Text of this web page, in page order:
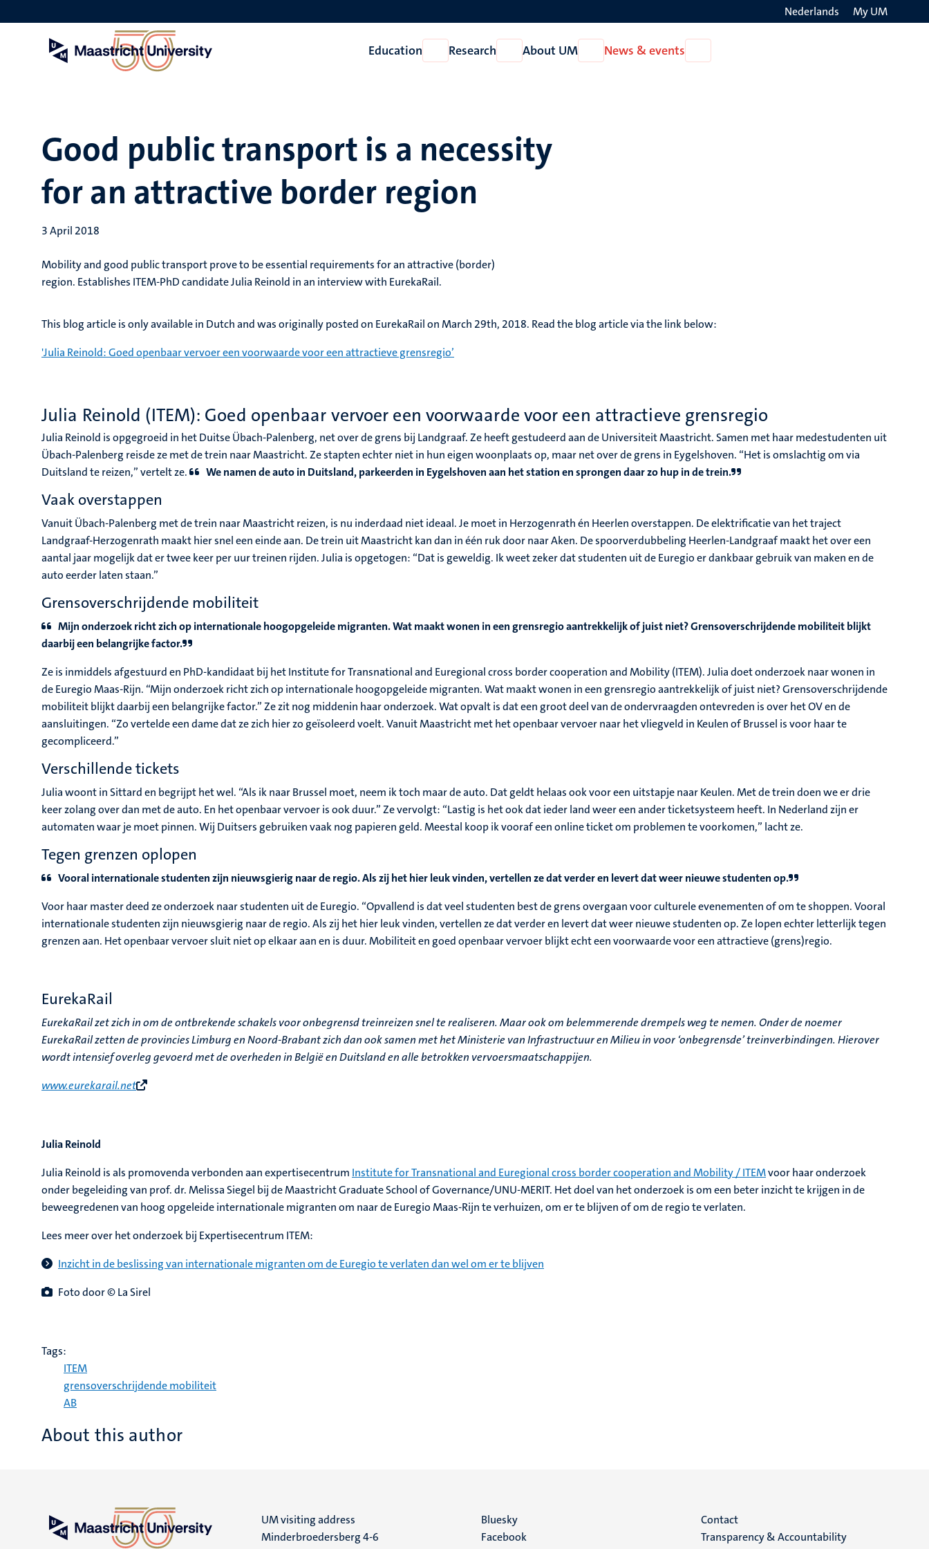
to
Nederlands My UM
Education
Open
Education
Research
Open
Research
About UM
Open
About
News & events
News
Good public transport is a necessity
for an attractive border region
3 April 2018
Mobility and good public transport prove to be essential requirements for an attractive (border)
region. Establishes ITEM-PhD candidate Julia Reinold in an interview with EurekaRail.
This blog article is only available in Dutch and was originally posted on EurekaRail on March 29th, 2018. Read the blog article via the link below:
'Julia Reinold: Goed openbaar vervoer een voorwaarde voor een attractieve grensregio’
Julia Reinold (ITEM): Goed openbaar vervoer een voorwaarde voor een attractieve grensregio
Julia Reinold is opgegroeid in het Duitse Übach-Palenberg, net over de grens bij Landgraaf. Ze heeft gestudeerd aan de Universiteit Maastricht. Samen met haar medestudenten uit
Übach-Palenberg reisde ze met de trein naar Maastricht. Ze stapten echter niet in hun eigen woonplaats op, maar net over de grens in Eygelshoven. “Het is omslachtig om via
Duitsland te reizen,” vertelt ze.
We namen de auto in Duitsland, parkeerden in Eygelshoven aan het station en sprongen daar zo hup in de trein.
Vaak overstappen
Vanuit Übach-Palenberg met de trein naar Maastricht reizen, is nu inderdaad niet ideaal. Je moet in Herzogenrath én Heerlen overstappen. De elektrificatie van het traject
Landgraaf-Herzogenrath maakt hier snel een einde aan. De trein uit Maastricht kan dan in één ruk door naar Aken. De spoorverdubbeling Heerlen-Landgraaf maakt het over een
aantal jaar mogelijk dat er twee keer per uur treinen rijden. Julia is opgetogen: “Dat is geweldig. Ik weet zeker dat studenten uit de Euregio er dankbaar gebruik van maken en de
auto eerder laten staan.”
Grensoverschrijdende mobiliteit
Mijn onderzoek richt zich op internationale hoogopgeleide migranten. Wat maakt wonen in een grensregio aantrekkelijk of juist niet? Grensoverschrijdende mobiliteit blijkt
daarbij een belangrijke factor.
Ze is inmiddels afgestuurd en PhD-kandidaat bij het Institute for Transnational and Euregional cross border cooperation and Mobility (ITEM). Julia doet onderzoek naar wonen in
de Euregio Maas-Rijn. “Mijn onderzoek richt zich op internationale hoogopgeleide migranten. Wat maakt wonen in een grensregio aantrekkelijk of juist niet? Grensoverschrijdende
mobiliteit blijkt daarbij een belangrijke factor.” Ze zit nog middenin haar onderzoek. Wat opvalt is dat een groot deel van de ondervraagden ontevreden is over het OV en de
aansluitingen. “Zo vertelde een dame dat ze zich hier zo geïsoleerd voelt. Vanuit Maastricht met het openbaar vervoer naar het vliegveld in Keulen of Brussel is voor haar te
gecompliceerd.”
Verschillende tickets
Julia woont in Sittard en begrijpt het wel. “Als ik naar Brussel moet, neem ik toch maar de auto. Dat geldt helaas ook voor een uitstapje naar Keulen. Met de trein doen we er drie
keer zolang over dan met de auto. En het openbaar vervoer is ook duur.” Ze vervolgt: “Lastig is het ook dat ieder land weer een ander ticketsysteem heeft. In Nederland zijn er
automaten waar je moet pinnen. Wij Duitsers gebruiken vaak nog papieren geld. Meestal koop ik vooraf een online ticket om problemen te voorkomen,” lacht ze.
Tegen grenzen oplopen
Vooral internationale studenten zijn nieuwsgierig naar de regio. Als zij het hier leuk vinden, vertellen ze dat verder en levert dat weer nieuwe studenten op.​
Voor haar master deed ze onderzoek naar studenten uit de Euregio. “Opvallend is dat veel studenten best de grens overgaan voor culturele evenementen of om te shoppen. Vooral
internationale studenten zijn nieuwsgierig naar de regio. Als zij het hier leuk vinden, vertellen ze dat verder en levert dat weer nieuwe studenten op. Ze lopen echter letterlijk tegen
grenzen aan. Het openbaar vervoer sluit niet op elkaar aan en is duur. Mobiliteit en goed openbaar vervoer blijkt echt een voorwaarde voor een attractieve (grens)regio.
EurekaRail
EurekaRail zet zich in om de ontbrekende schakels voor onbegrensd treinreizen snel te realiseren. Maar ook om belemmerende drempels weg te nemen. Onder de noemer
EurekaRail zetten de provincies Limburg en Noord-Brabant zich dan ook samen met het Ministerie van Infrastructuur en Milieu in voor ‘onbegrensde’ treinverbindingen. Hierover
wordt intensief overleg gevoerd met de overheden in België en Duitsland en alle betrokken vervoersmaatschappijen.
www.eurekarail.net
Julia Reinold
Julia Reinold is als promovenda verbonden aan expertisecentrum Institute for Transnational and Euregional cross border cooperation and Mobility / ITEMvoor haar onderzoek
onder begeleiding van prof. dr. Melissa Siegel bij de Maastricht Graduate School of Governance/UNU-MERIT. Het doel van het onderzoek is om een beter inzicht te krijgen in de
beweegredenen van hoog opgeleide internationale migranten om naar de Euregio Maas-Rijn te verhuizen, om er te blijven of om de regio te verlaten.
Lees meer over het onderzoek bij Expertisecentrum ITEM:
Inzicht in de beslissing van internationale migranten om de Euregio te verlaten dan wel om er te blijven
Foto door © La Sirel
Tags:
ITEM
grensoverschrijdende mobiliteit
AB
About this author
UM visiting address
Minderbroedersberg 4-6
Social
Bluesky
Facebook
Menu
Contact
Transparency & Accountability